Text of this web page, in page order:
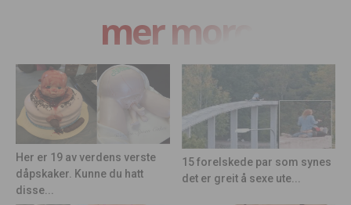
mer moro
Her er 19 av verdens verste
dåpskaker. Kunne du hatt
disse...
15 forelskede par som synes
det er greit å sexe ute...